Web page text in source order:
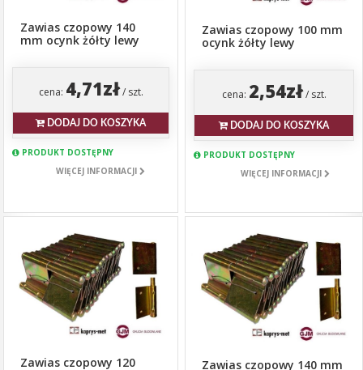
Zawias czopowy 140
mm ocynk żółty lewy
cena: 4,71zł/ szt.
DODAJ DO KOSZYKA
PRODUKT DOSTĘPNY
WIĘCEJ INFORMACJI
Zawias czopowy 100 mm
ocynk żółty lewy
cena: 2,54zł/ szt.
DODAJ DO KOSZYKA
PRODUKT DOSTĘPNY
WIĘCEJ INFORMACJI
Zawias czopowy 120
Zawias czopowy 140 mm